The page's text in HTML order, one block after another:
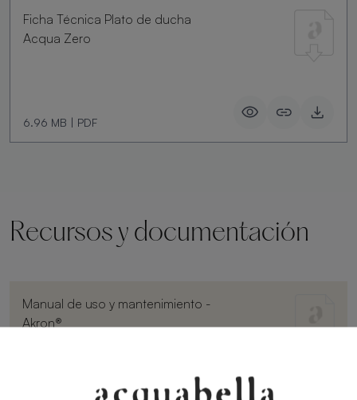
Ficha Técnica Plato de ducha
Acqua Zero
6.96 MB | PDF
Recursos y documentación
Manual de uso y mantenimiento -
Akron®